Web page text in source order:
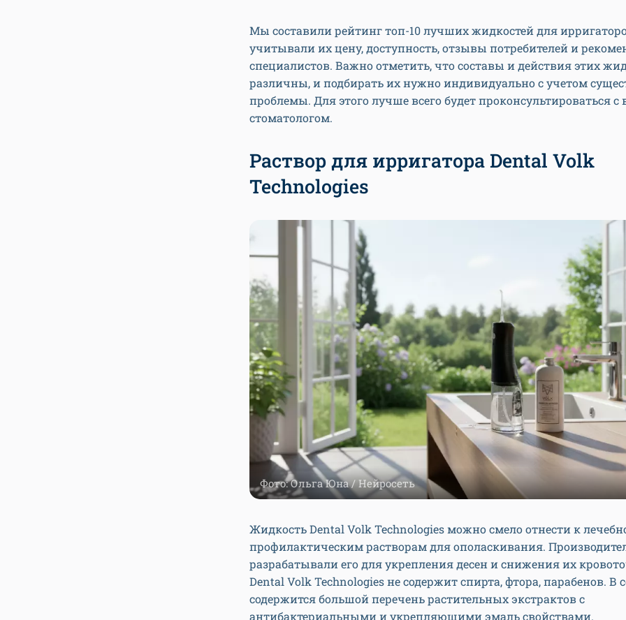
Мы составили рейтинг топ-10 лучших жидкостей для
учитывали их цену, доступность, отзывы потребителей и
специалистов. Важно отметить, что составы и действия этих
различны, и подбирать их нужно индивидуально с учетом
проблемы. Для этого лучше всего будет проконсультироваться
стоматологом.
Раствор для ирригатора Dental Volk
Technologies
Фото: Ольга Юна / Нейросеть
Жидкость Dental Volk Technologies можно смело отнести к
профилактическим растворам для ополаскивания.
разрабатывали его для укрепления десен и снижения их
Dental Volk Technologies не содержит спирта, фтора, парабенов. В
содержится большой перечень растительных экстрактов с
антибактериальными и укрепляющими эмаль свойствами.